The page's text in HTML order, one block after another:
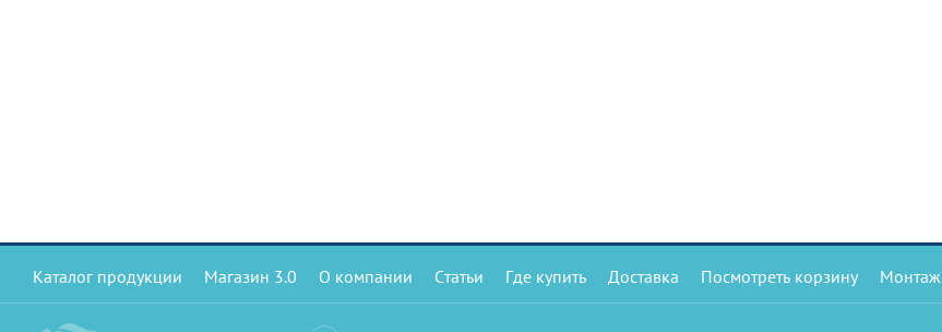
Каталог продукции Магазин 3.0 О компании Статьи Где купить Доставка Посмотреть корзину Монтаж